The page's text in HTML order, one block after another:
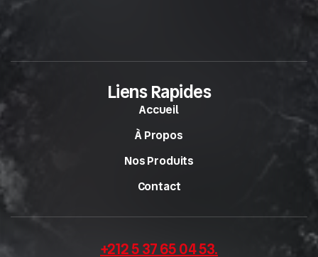
Liens Rapides
Accueil
À Propos
Nos Produits
Contact
+212 5 37 65 04 53.